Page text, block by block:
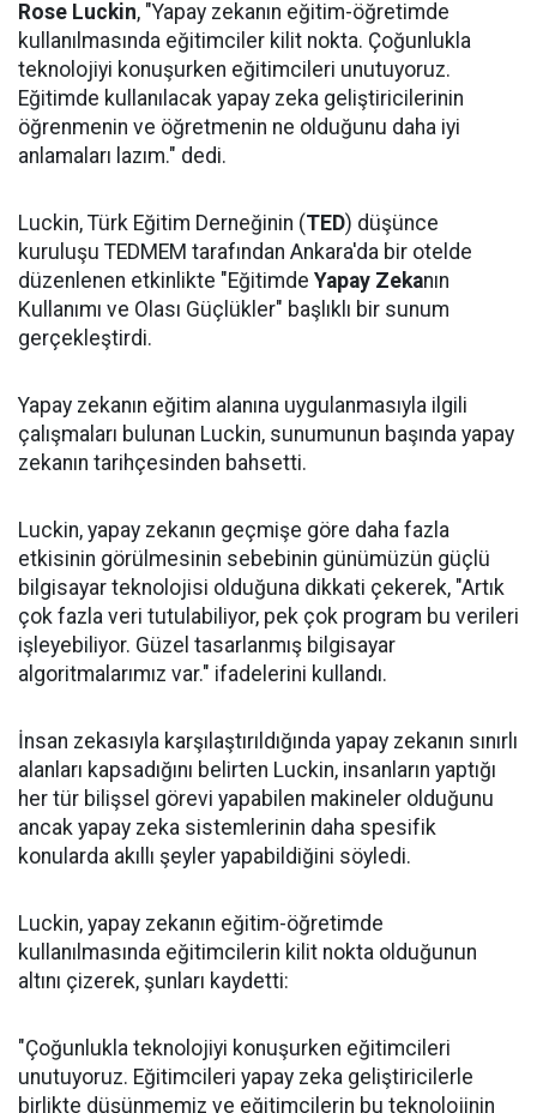
Rose Luckin, "Yapay zekanın eğitim-öğretimde
kullanılmasında eğitimciler kilit nokta. Çoğunlukla
teknolojiyi konuşurken eğitimcileri unutuyoruz.
Eğitimde kullanılacak yapay zeka geliştiricilerinin
öğrenmenin ve öğretmenin ne olduğunu daha iyi
anlamaları lazım." dedi.
Luckin, Türk Eğitim Derneğinin (TED) düşünce
kuruluşu TEDMEM tarafından Ankara'da bir otelde
düzenlenen etkinlikte "Eğitimde Yapay Zekanın
Kullanımı ve Olası Güçlükler" başlıklı bir sunum
gerçekleştirdi.
Yapay zekanın eğitim alanına uygulanmasıyla ilgili
çalışmaları bulunan Luckin, sunumunun başında yapay
zekanın tarihçesinden bahsetti.
Luckin, yapay zekanın geçmişe göre daha fazla
etkisinin görülmesinin sebebinin günümüzün güçlü
bilgisayar teknolojisi olduğuna dikkati çekerek, "Artık
çok fazla veri tutulabiliyor, pek çok program bu verileri
işleyebiliyor. Güzel tasarlanmış bilgisayar
algoritmalarımız var." ifadelerini kullandı.
İnsan zekasıyla karşılaştırıldığında yapay zekanın sınırlı
alanları kapsadığını belirten Luckin, insanların yaptığı
her tür bilişsel görevi yapabilen makineler olduğunu
ancak yapay zeka sistemlerinin daha spesifik
konularda akıllı şeyler yapabildiğini söyledi.
Luckin, yapay zekanın eğitim-öğretimde
kullanılmasında eğitimcilerin kilit nokta olduğunun
altını çizerek, şunları kaydetti:
"Çoğunlukla teknolojiyi konuşurken eğitimcileri
unutuyoruz. Eğitimcileri yapay zeka geliştiricilerle
birlikte düşünmemiz ve eğitimcilerin bu teknolojinin